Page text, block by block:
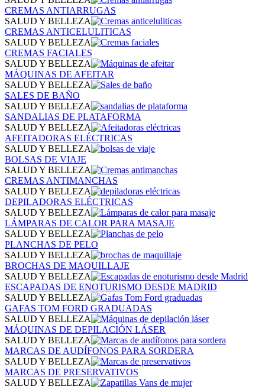
CREMAS ANTIARRUGAS
SALUD Y BELLEZA
CREMAS ANTICELULITICAS
SALUD Y BELLEZA
CREMAS FACIALES
SALUD Y BELLEZA
MÁQUINAS DE AFEITAR
SALUD Y BELLEZA
SALES DE BAÑO
SALUD Y BELLEZA
SANDALIAS DE PLATAFORMA
SALUD Y BELLEZA
AFEITADORAS ELÉCTRICAS
SALUD Y BELLEZA
BOLSAS DE VIAJE
SALUD Y BELLEZA
CREMAS ANTIMANCHAS
SALUD Y BELLEZA
DEPILADORAS ELÉCTRICAS
SALUD Y BELLEZA
LÁMPARAS DE CALOR PARA MASAJE
SALUD Y BELLEZA
PLANCHAS DE PELO
SALUD Y BELLEZA
BROCHAS DE MAQUILLAJE
SALUD Y BELLEZA
ESCAPADAS DE ENOTURISMO DESDE MADRID
SALUD Y BELLEZA
GAFAS TOM FORD GRADUADAS
SALUD Y BELLEZA
MÁQUINAS DE DEPILACIÓN LÁSER
SALUD Y BELLEZA
MARCAS DE AUDÍFONOS PARA SORDERA
SALUD Y BELLEZA
MARCAS DE PRESERVATIVOS
SALUD Y BELLEZA